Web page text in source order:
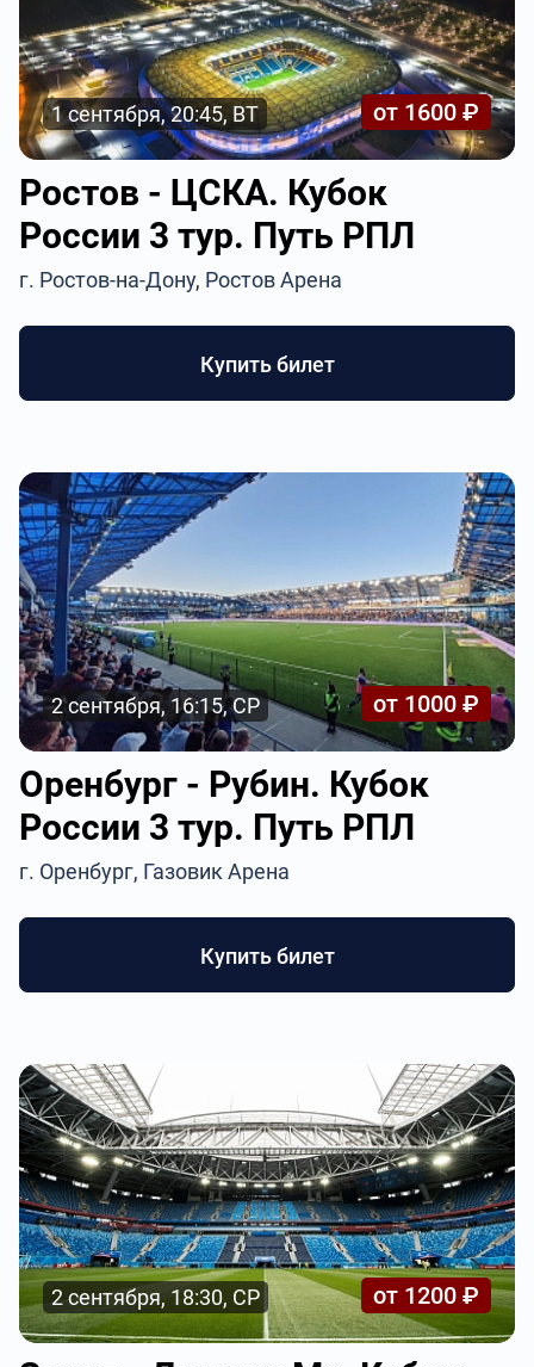
1 сентября, 20:45, ВТ от 1600 ₽
Ростов - ЦСКА. Кубок
России 3 тур. Путь РПЛ
г. Ростов-на-Дону, Ростов Арена
Купить билет
2 сентября, 16:15, СР от 1000 ₽
Оренбург - Рубин. Кубок
России 3 тур. Путь РПЛ
г. Оренбург, Газовик Арена
Купить билет
2 сентября, 18:30, СР от 1200 ₽